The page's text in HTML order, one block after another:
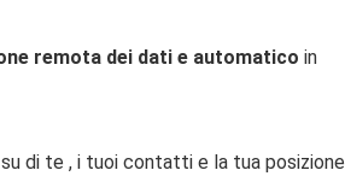
remota dei dati e automatico in
di te , i tuoi contatti e la tua posizione